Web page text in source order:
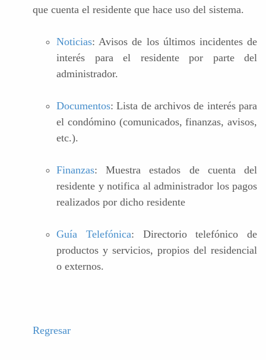
que cuenta el residente que hace uso del sistema.
Noticias: Avisos de los últimos incidentes de
interés para el residente por parte del
administrador.
Documentos: Lista de archivos de interés para
el condómino (comunicados, finanzas, avisos,
etc.).
Finanzas: Muestra estados de cuenta del
residente y notifica al administrador los pagos
realizados por dicho residente
Guía Telefónica: Directorio telefónico de
productos y servicios, propios del residencial
o externos.
Regresar